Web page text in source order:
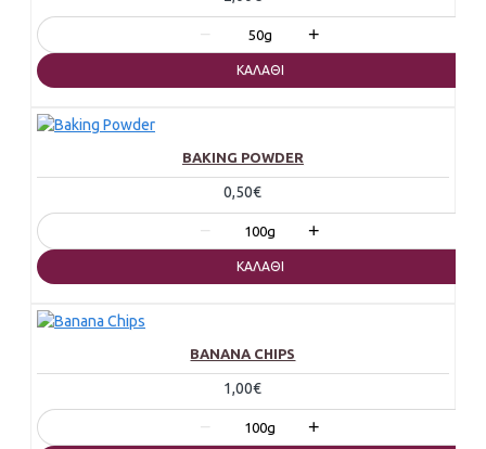
− 50g +
ΚΑΛΆΘΙ
BAKING POWDER
0,50€
− 100g +
ΚΑΛΆΘΙ
BANANA CHIPS
1,00€
− 100g +